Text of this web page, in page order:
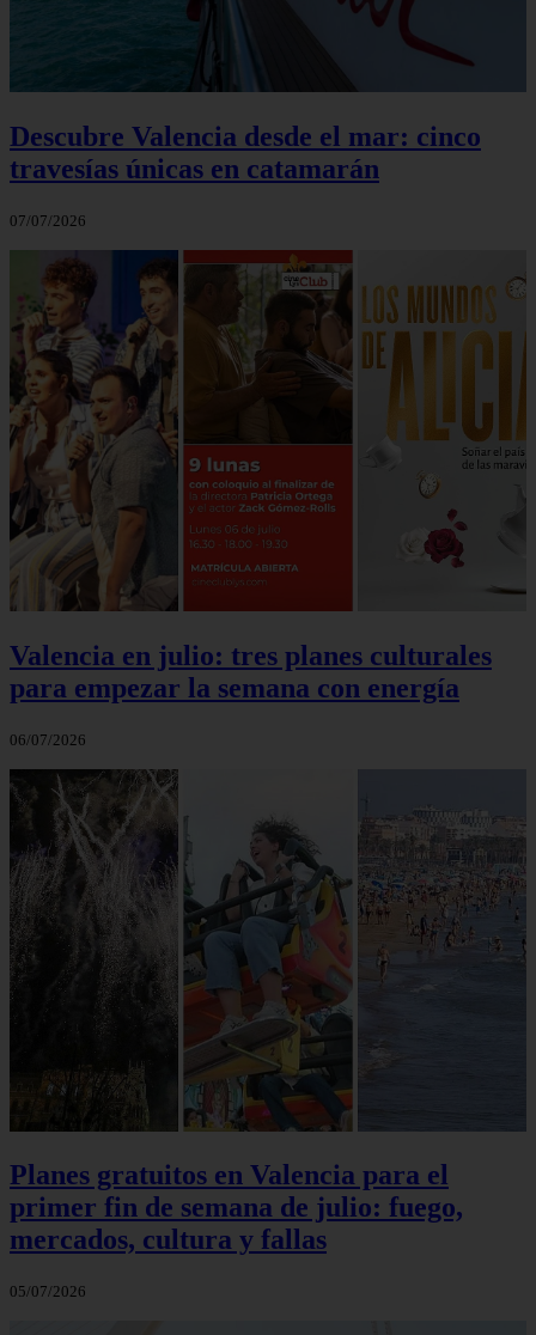
Descubre Valencia desde el mar: cinco
travesías únicas en catamarán
07/07/2026
Valencia en julio: tres planes culturales
para empezar la semana con energía
06/07/2026
Planes gratuitos en Valencia para el
primer fin de semana de julio: fuego,
mercados, cultura y fallas
05/07/2026